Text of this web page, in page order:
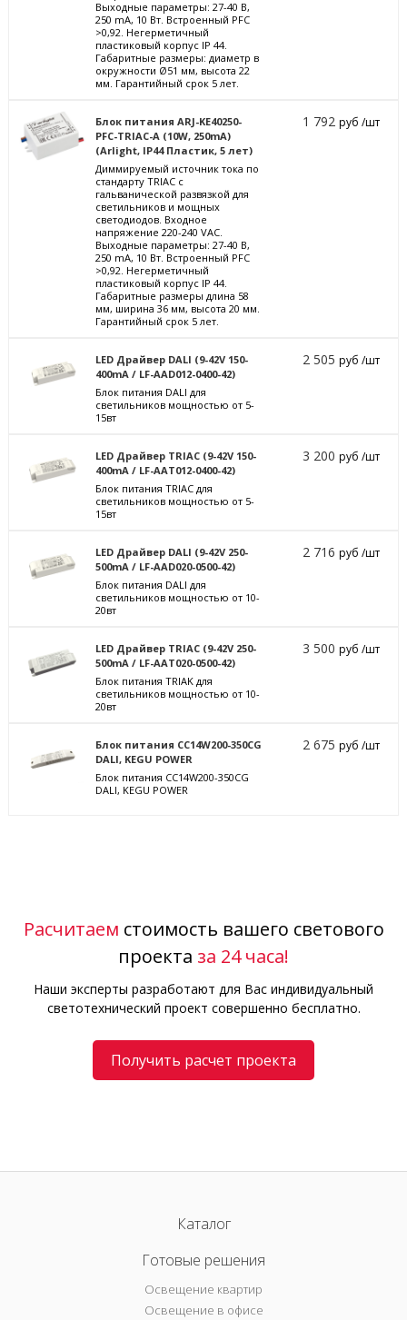
Выходные параметры: 27-40 В,
250 mА, 10 Вт. Встроенный PFC
>0,92. Негерметичный
пластиковый корпус IP 44.
Габаритные размеры: диаметр в
окружности Ø51 мм, высота 22
мм. Гарантийный срок 5 лет.
Блок питания ARJ-KE40250-
PFC-TRIAC-A (10W, 250mA)
(Arlight, IP44 Пластик, 5 лет)
Диммируемый источник тока по
стандарту TRIAC с
гальванической развязкой для
светильников и мощных
светодиодов. Входное
напряжение 220-240 VAC.
Выходные параметры: 27-40 В,
250 mА, 10 Вт. Встроенный PFC
>0,92. Негерметичный
пластиковый корпус IP 44.
Габаритные размеры длина 58
мм, ширина 36 мм, высота 20 мм.
Гарантийный срок 5 лет.
1 792руб /шт
LED Драйвер DALI (9-42V 150-
400mA / LF-AAD012-0400-42)
Блок питания DALI для
светильников мощностью от 5-
15вт
2 505руб /шт
LED Драйвер TRIAC (9-42V 150-
400mA / LF-AAT012-0400-42)
Блок питания TRIAC для
светильников мощностью от 5-
15вт
3 200руб /шт
LED Драйвер DALI (9-42V 250-
500mA / LF-AAD020-0500-42)
Блок питания DALI для
светильников мощностью от 10-
20вт
2 716руб /шт
LED Драйвер TRIAC (9-42V 250-
500mA / LF-AAT020-0500-42)
Блок питания TRIAK для
светильников мощностью от 10-
20вт
3 500руб /шт
Блок питания CC14W200-350CG
DALI, KEGU POWER
Блок питания CC14W200-350CG
DALI, KEGU POWER
2 675руб /шт
Расчитаем стоимость вашего светового
проекта за 24 часа!
Наши эксперты разработают для Вас индивидуальный
светотехнический проект совершенно бесплатно.
Получить расчет проекта
Каталог
Готовые решения
Освещение квартир
Освещение в офисе